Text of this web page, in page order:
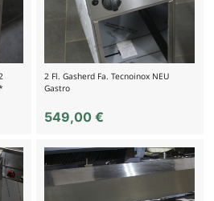
2 Fl. Gasherd Fa. Tecnoinox NEU
Gastro
549,00€